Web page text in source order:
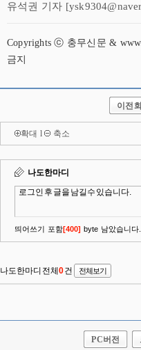
유석권 기자
Copyrights ⓒ 충무신문 &
금지
이전
확대 l 축소
PC버전